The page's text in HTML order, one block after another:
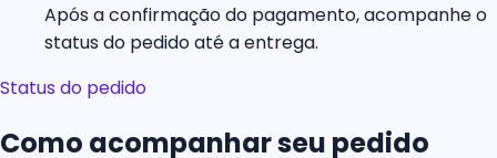
Após a confirmação do pagamento, acompanhe o
status do pedido até a entrega.
Status do pedido
Como acompanhar seu pedido